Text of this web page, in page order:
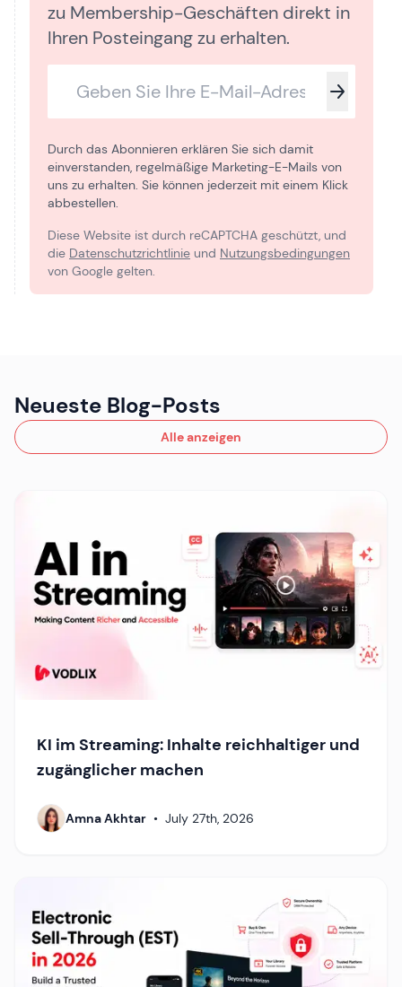
zu Membership-Geschäften direkt in
Ihren Posteingang zu erhalten.
Durch das Abonnieren erklären Sie sich damit
einverstanden, regelmäßige Marketing-E-Mails von
uns zu erhalten. Sie können jederzeit mit einem Klick
abbestellen.
Diese Website ist durch reCAPTCHA geschützt, und
die Datenschutzrichtlinie und Nutzungsbedingungen
von Google gelten.
Neueste Blog-Posts
Alle anzeigen
KI im Streaming: Inhalte reichhaltiger und
zugänglicher machen
Amna Akhtar • July 27th, 2026